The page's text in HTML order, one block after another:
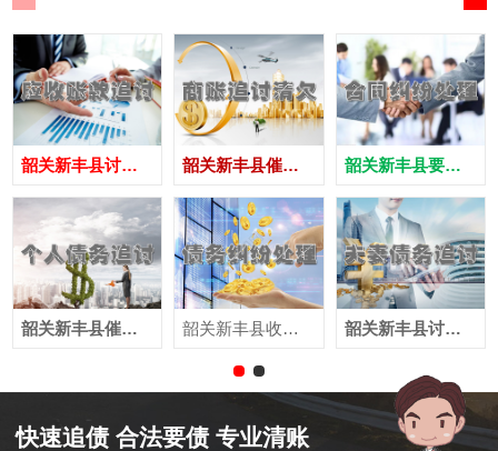
韶关‌新丰县讨债公司
韶关‌新丰县催收公司
韶关‌新丰县催债公司
韶关‌新丰县收账公司
韶关‌新丰县要账公司
韶关‌新丰县讨账公司
快速追债 合法要债 专业清账